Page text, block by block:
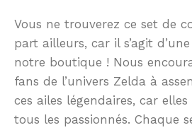
Vous ne trouverez ce set de
part ailleurs, car il s’agit
notre boutique ! Nous
fans de l’univers Zelda à
ces ailes légendaires, car
tous les passionnés. Chaque